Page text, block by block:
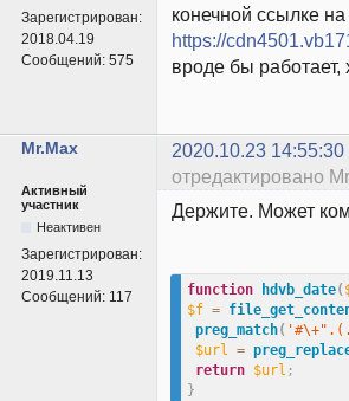
Зарегистрирован:
2018.04.19
Сообщений: 575
конечной ссылке на
https://
вроде бы работает,
Mr.Max 2020.10.23 14:55:30
отредактировано
Активный
участник
Неактивен
Зарегистрирован:
2019.11.13
Сообщений: 117
Держите. Может
function hdvb_date(
$f =
preg_match(
$url =
return $url ;
}